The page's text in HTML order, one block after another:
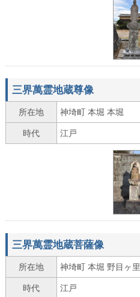
三界萬霊地蔵尊像
所在地 神埼町 本堀 本堀
時代 江戸
三界萬霊地蔵菩薩像
所在地 神埼町 本堀 野目ヶ里
時代 江戸